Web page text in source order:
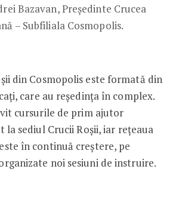
Bazavan, Președinte Crucea
– Subfiliala Cosmopolis.
din Cosmopolis este formată din
care au reședința în complex.
cursurile de prim ajutor
la sediul Crucii Roșii, iar rețeaua
în continuă creștere, pe
noi sesiuni de instruire.